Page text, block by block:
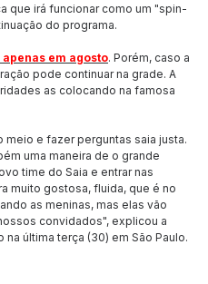
que irá funcionar como um "spin-
do programa.
em agosto. Porém, caso a
pode continuar na grade. A
as colocando na famosa
e fazer perguntas saia justa.
uma maneira de o grande
time do Saia e entrar nas
muito gostosa, fluida, que é no
as meninas, mas elas vão
convidados", explicou a
última terça (30) em São Paulo.